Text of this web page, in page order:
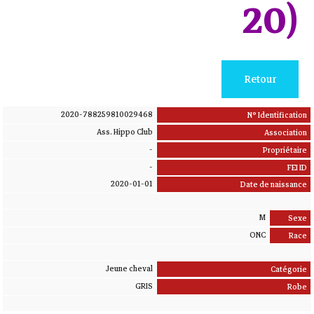
20)
Retour
N° Identification
2020-788259810029468
Association
Ass. Hippo Club
Propriétaire
-
FEI ID
-
Date de naissance
2020-01-01
Sexe
M
Race
ONC
Catégorie
Jeune cheval
Robe
GRIS